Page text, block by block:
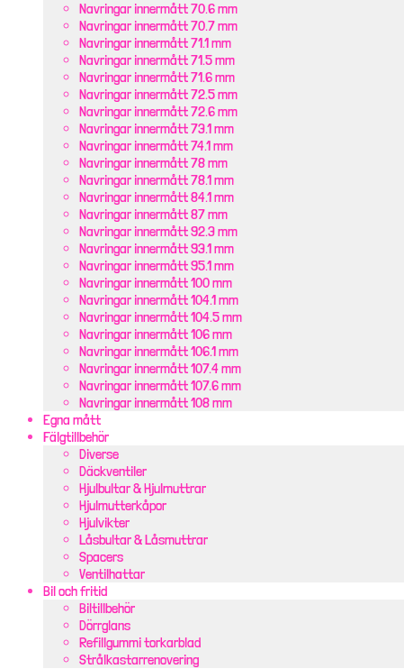
Navringar innermått 70.6 mm
Navringar innermått 70.7 mm
Navringar innermått 71.1 mm
Navringar innermått 71.5 mm
Navringar innermått 71.6 mm
Navringar innermått 72.5 mm
Navringar innermått 72.6 mm
Navringar innermått 73.1 mm
Navringar innermått 74.1 mm
Navringar innermått 78 mm
Navringar innermått 78.1 mm
Navringar innermått 84.1 mm
Navringar innermått 87 mm
Navringar innermått 92.3 mm
Navringar innermått 93.1 mm
Navringar innermått 95.1 mm
Navringar innermått 100 mm
Navringar innermått 104.1 mm
Navringar innermått 104.5 mm
Navringar innermått 106 mm
Navringar innermått 106.1 mm
Navringar innermått 107.4 mm
Navringar innermått 107.6 mm
Navringar innermått 108 mm
Egna mått
Fälgtillbehör
Diverse
Däckventiler
Hjulbultar & Hjulmuttrar
Hjulmutterkåpor
Hjulvikter
Låsbultar & Låsmuttrar
Spacers
Ventilhattar
Bil och fritid
Biltillbehör
Dörrglans
Refillgummi torkarblad
Strålkastarrenovering